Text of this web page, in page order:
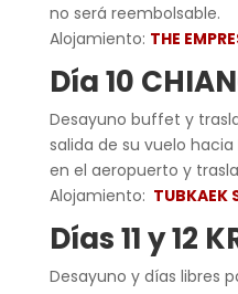
no será reembolsable.
Alojamiento: THE
Día 10
Desayuno buffet y
salida de su vuelo
en el aeropuerto y
Alojamiento: TUBKAEK
Días 11 y 12
Desayuno y días libres